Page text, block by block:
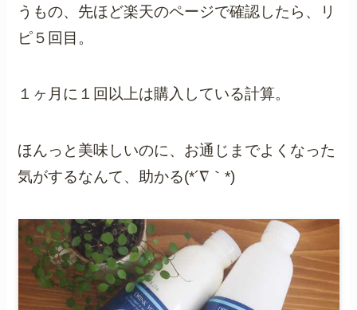
うもの、先ほど楽天のページで確認したら、リ
ピ５回目。
１ヶ月に１回以上は購入している計算。
ほんっと美味しいのに、お通じまでよくなった
気がするなんて、助かる(*´∇｀*)